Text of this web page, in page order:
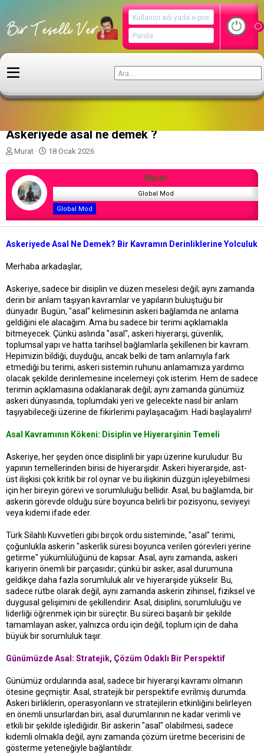
Askeriyede asal ne demek ?
K
o
n
u
u
a
l
t
n
Murat
B
a
ş
ı
t
r
h
i
18 Ocak 2026
Murat
Global Mod
Global Mod
Askeriyede Asal Ne Demek? Bir Kavramın Derinliklerine Yolculuk
Merhaba arkadaşlar,
Askeriye, sadece bir disiplin ve düzen meselesi değil; aynı zamanda
derin bir anlam taşıyan kavramlar ve yapıların buluştuğu bir
dünyadır. Bugün, "asal" kelimesinin askeri bağlamda ne anlama
geldiğini ele alacağım. Ama bu sadece bir terimi açıklamakla
bitmeyecek. Çünkü aslında "asal", askeri hiyerarşi, güvenlik,
toplumsal yapı ve hatta tarihsel bağlamlarla şekillenen bir kavram.
Hepimizin bildiği, duyduğu, ancak belki de tam anlamıyla fark
etmediği bu terimi, askeri sistemin ruhunu anlamamıza yardımcı
olacak şekilde derinlemesine incelemeyi çok isterim. Hem de sadece
terimin açıklamasına odaklanarak değil; aynı zamanda günümüz
askeri dünyasında, toplumdaki yeri ve gelecekte nasıl bir anlam
taşıyabileceği üzerine de fikirlerimi paylaşacağım. Hadi başlayalım!
Asal Kavramının Kökeni: Disiplin ve Hiyerarşinin Temeli
Askeriye, her şeyden önce disiplinli bir yapı üzerine kuruludur. Bu
yapının temellerinden birisi de hiyerarşidir. Askeri hiyerarşide, ast-
üst ilişkisi çok kritik bir rol oynar ve bu ilişkinin düzgün işleyebilmesi
için her bireyin görevi ve sorumluluğu bellidir. Asal, bu bağlamda, bir
askerin görevde olduğu süre boyunca belirli bir pozisyonu, seviyeyi
veya kıdemi ifade eder.
Türk Silahlı Kuvvetleri gibi birçok ordu sisteminde, "asal" terimi,
çoğunlukla askerin "askerlik süresi boyunca verilen görevleri yerine
getirme" yükümlülüğünü de kapsar. Asal, aynı zamanda, askeri
kariyerin önemli bir parçasıdır; çünkü bir asker, asal durumuna
geldikçe daha fazla sorumluluk alır ve hiyerarşide yükselir. Bu,
sadece rütbe olarak değil, aynı zamanda askerin zihinsel, fiziksel ve
duygusal gelişimini de şekillendirir. Asal, disiplini, sorumluluğu ve
liderliği öğrenmek için bir süreçtir. Bu süreci başarılı bir şekilde
tamamlayan asker, yalnızca ordu için değil, toplum için de daha
büyük bir sorumluluk taşır.
Günümüzde Asal: Stratejik, Çözüm Odaklı Bir Perspektif
Günümüz ordularında asal, sadece bir hiyerarşi kavramı olmanın
ötesine geçmiştir. Asal, stratejik bir perspektife evrilmiş durumda.
Askeri birliklerin, operasyonların ve stratejilerin etkinliğini belirleyen
en önemli unsurlardan biri, asal durumlarının ne kadar verimli ve
etkili bir şekilde işlediğidir. Bir askerin "asal" olabilmesi, sadece
kıdemli olmakla değil, aynı zamanda çözüm üretme becerisini de
gösterme yeteneğiyle bağlantılıdır.